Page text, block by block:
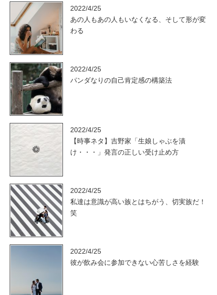
2022/4/25
あの人もあの人もいなくなる、そして形が変
わる
2022/4/25
パンダなりの自己肯定感の構築法
2022/4/25
【時事ネタ】吉野家「生娘しゃぶを漬
け・・・」発言の正しい受け止め方
2022/4/25
私達は意識が高い族とはちがう、切実族だ！
笑
2022/4/25
彼が飲み会に参加できない心苦しさを経験